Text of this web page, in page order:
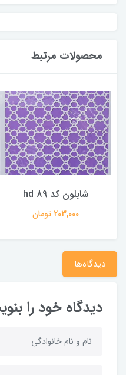
محصولات مرتبط
شابلون کد hd 89
203,000 تومان
دیدگاه‌ها
دیدگاه خود را